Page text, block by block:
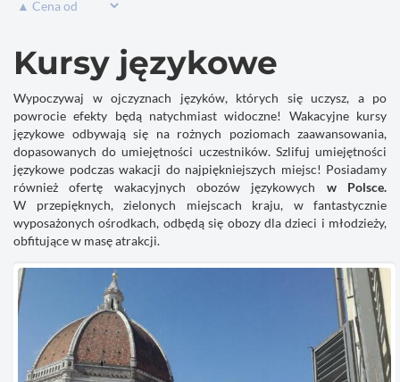
Kursy językowe
Wypoczywaj w ojczyznach języków, których się uczysz, a po
powrocie efekty będą natychmiast widoczne! Wakacyjne kursy
językowe odbywają się na rożnych poziomach zaawansowania,
dopasowanych do umiejętności uczestników. Szlifuj umiejętności
językowe podczas wakacji do najpiękniejszych miejsc! Posiadamy
również
ofertę wakacyjnych obozów językowych w Polsce.
W przepięknych, zielonych miejscach kraju, w fantastycznie
wyposażonych ośrodkach, odbędą się obozy dla dzieci i młodzieży,
obfitujące w masę atrakcji.